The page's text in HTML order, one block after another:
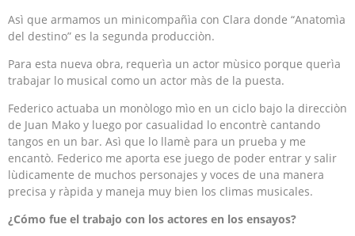
Asì que armamos un minicompañìa con Clara donde “Anatomìa
del destino” es la segunda producciòn.
Para esta nueva obra, requerìa un actor mùsico porque querìa
trabajar lo musical como un actor màs de la puesta.
Federico actuaba un monòlogo mìo en un ciclo bajo la direcciòn
de Juan Mako y luego por casualidad lo encontrè cantando
tangos en un bar. Asì que lo llamè para un prueba y me
encantò. Federico me aporta ese juego de poder entrar y salir
lùdicamente de muchos personajes y voces de una manera
precisa y ràpida y maneja muy bien los climas musicales.
¿Cómo fue el trabajo con los actores en los ensayos?